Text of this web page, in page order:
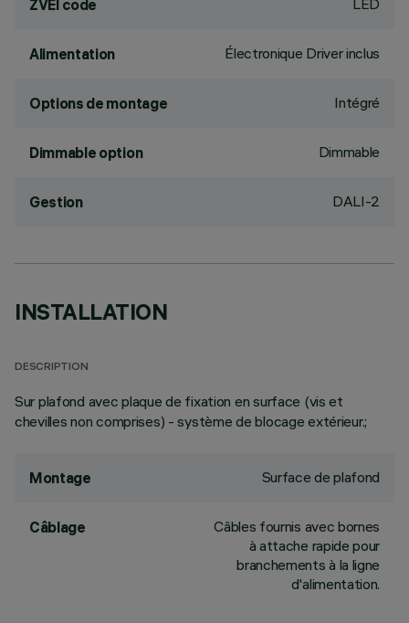
ZVEI code LED
Alimentation Électronique Driver inclus
Options de montage Intégré
Dimmable option Dimmable
Gestion DALI-2
INSTALLATION
DESCRIPTION
Sur plafond avec plaque de fixation en surface (vis et
chevilles non comprises) - système de blocage extérieur.;
Montage Surface de plafond
Câblage
Câbles fournis avec bornes
à attache rapide pour
branchements à la ligne
d'alimentation.